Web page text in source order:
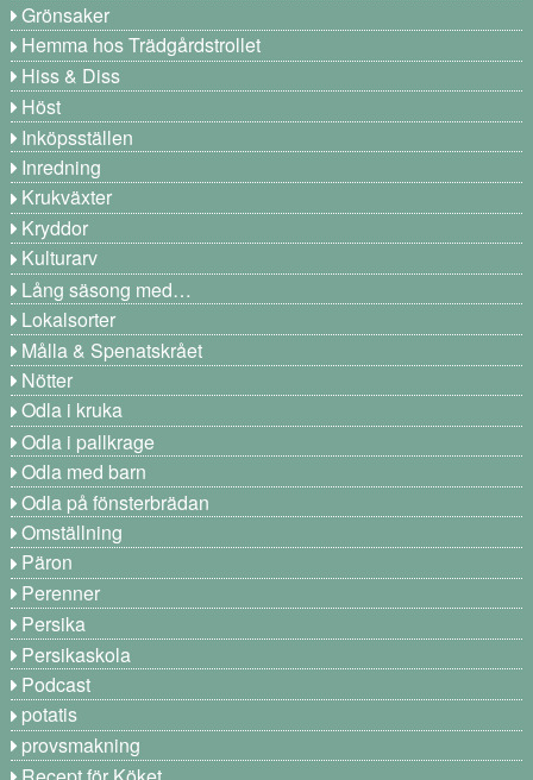
Grönsaker
Hemma hos Trädgårdstrollet
Hiss & Diss
Höst
Inköpsställen
Inredning
Krukväxter
Kryddor
Kulturarv
Lång säsong med…
Lokalsorter
Målla & Spenatskrået
Nötter
Odla i kruka
Odla i pallkrage
Odla med barn
Odla på fönsterbrädan
Omställning
Päron
Perenner
Persika
Persikaskola
Podcast
potatis
provsmakning